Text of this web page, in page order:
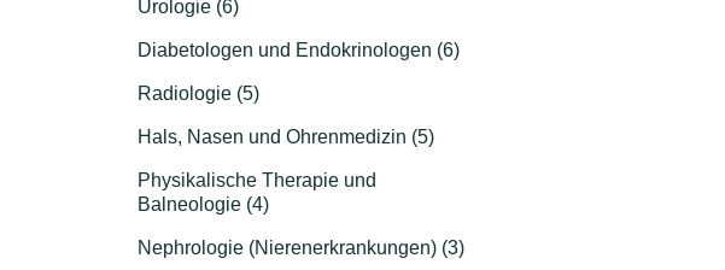
Urologie (6)
Diabetologen und Endokrinologen (6)
Radiologie (5)
Hals, Nasen und Ohrenmedizin (5)
Physikalische Therapie und
Balneologie (4)
Nephrologie (Nierenerkrankungen) (3)